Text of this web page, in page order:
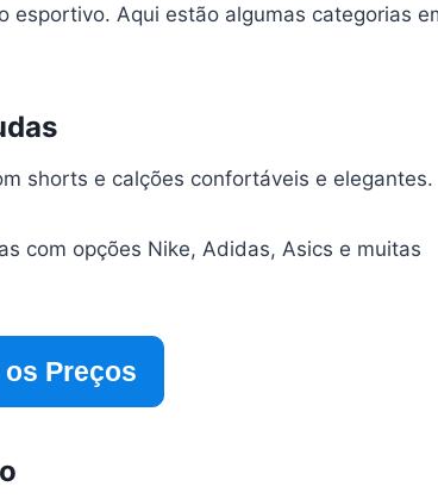
esportivo. Aqui estão algumas categorias
shorts e calções confortáveis e elegantes.
com opções Nike, Adidas, Asics e muitas
os Preços